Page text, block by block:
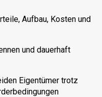
Aufbau, Kosten und
und dauerhaft
Eigentümer trotz